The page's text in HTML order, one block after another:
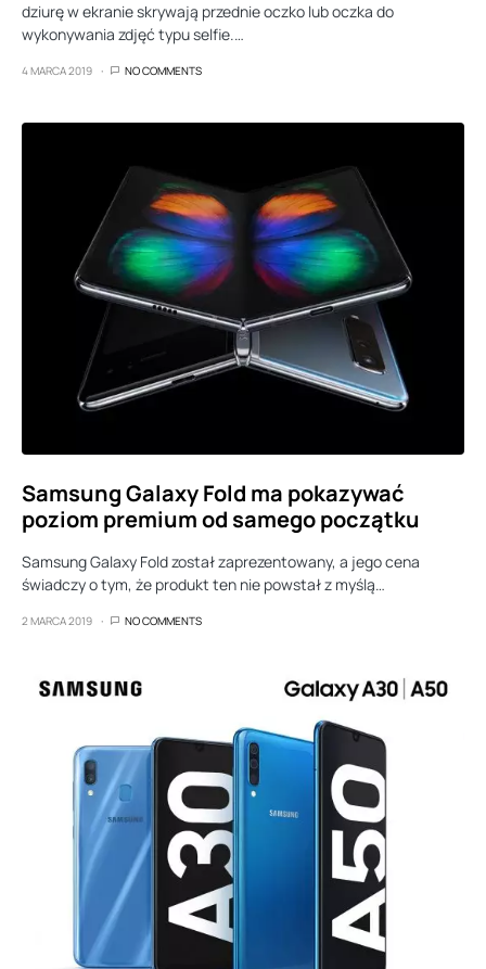
dziurę w ekranie skrywają przednie oczko lub oczka do
wykonywania zdjęć typu selfie.…
4 MARCA 2019 NO COMMENTS
Samsung Galaxy Fold ma pokazywać
poziom premium od samego początku
Samsung Galaxy Fold został zaprezentowany, a jego cena
świadczy o tym, że produkt ten nie powstał z myślą…
2 MARCA 2019 NO COMMENTS